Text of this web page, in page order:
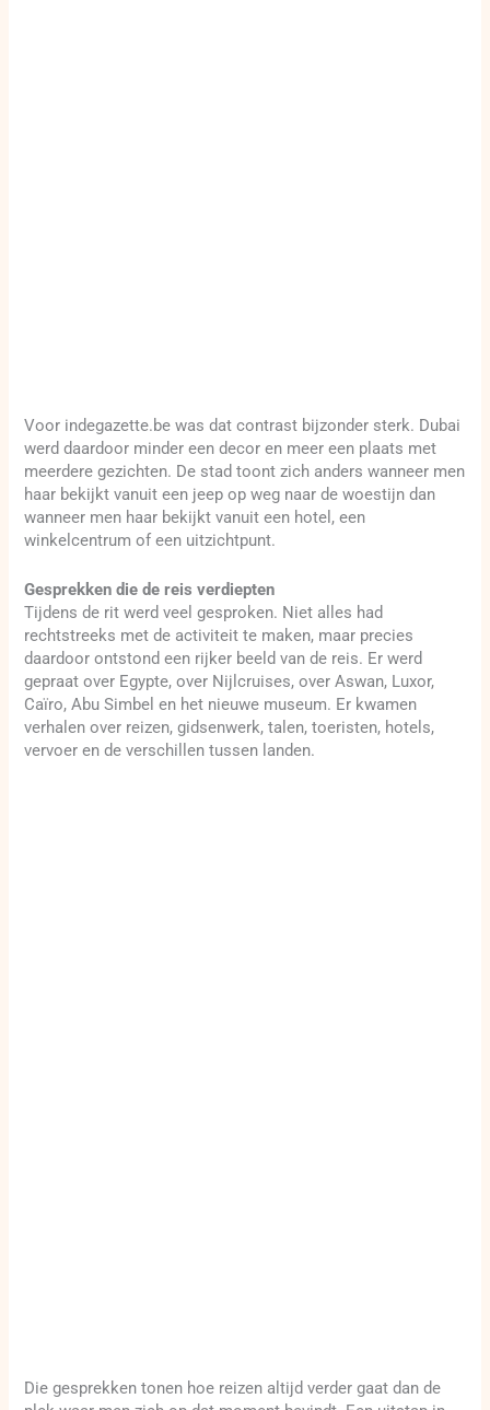
Voor indegazette.be was dat contrast bijzonder sterk. Dubai
werd daardoor minder een decor en meer een plaats met
meerdere gezichten. De stad toont zich anders wanneer men
haar bekijkt vanuit een jeep op weg naar de woestijn dan
wanneer men haar bekijkt vanuit een hotel, een
winkelcentrum of een uitzichtpunt.
Gesprekken die de reis verdiepten
Tijdens de rit werd veel gesproken. Niet alles had
rechtstreeks met de activiteit te maken, maar precies
daardoor ontstond een rijker beeld van de reis. Er werd
gepraat over Egypte, over Nijlcruises, over Aswan, Luxor,
Caïro, Abu Simbel en het nieuwe museum. Er kwamen
verhalen over reizen, gidsenwerk, talen, toeristen, hotels,
vervoer en de verschillen tussen landen.
Die gesprekken tonen hoe reizen altijd verder gaat dan de